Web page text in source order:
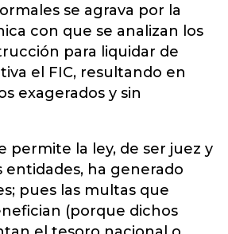
se agrava por la
con que se analizan los
para liquidar de
el FIC, resultando en
exagerados y sin
permite la ley, de ser juez y
entidades, ha generado
pues las multas que
(porque dichos